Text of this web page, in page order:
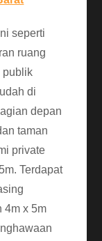
seperti
ruang
publik
di
depan
taman
private
Terdapat
4m x 5m